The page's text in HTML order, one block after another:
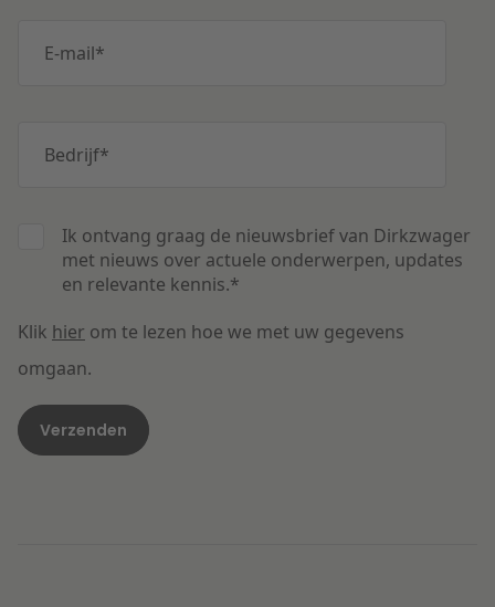
E-mail*
Bedrijf*
Ik ontvang graag de nieuwsbrief van Dirkzwager
met nieuws over actuele onderwerpen, updates
en relevante kennis.*
Klik hier om te lezen hoe we met uw gegevens
omgaan.